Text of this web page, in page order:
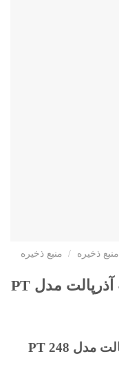
منبع ذخیره /
منبع ذخیره
منبع ذخیره 350 لیتری شرکت آذرپالت مدل PT